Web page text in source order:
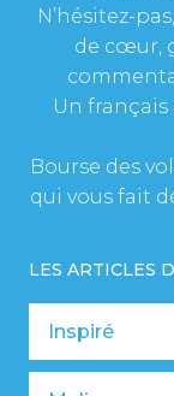
N’hésitez-
de cœur,
Un français
Bourse des
qui vous fait
LES ARTICLES
Inspiré